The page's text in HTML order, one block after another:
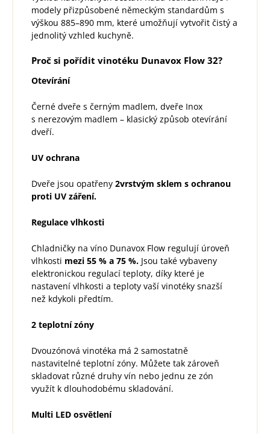
modely přizpůsobené německým standardům s
výškou 885–890 mm, které umožňují vytvořit čistý a
jednolitý vzhled kuchyně.
Proč si pořídit vinotéku Dunavox Flow 32?
Otevírání
Černé dveře s černým madlem, dveře Inox
s nerezovým madlem – klasický způsob otevírání
dveří.
UV ochrana
Dveře jsou opatřeny 2vrstvým sklem s ochranou
proti UV záření.
Regulace vlhkosti
Chladničky na víno Dunavox Flow regulují úroveň
vlhkosti mezi 55 % a 75 %. Jsou také vybaveny
elektronickou regulací teploty, díky které je
nastavení vlhkosti a teploty vaší vinotéky snazší
než kdykoli předtím.
2 teplotní zóny
Dvouzónová vinotéka má 2 samostatně
nastavitelné teplotní zóny. Můžete tak zároveň
skladovat různé druhy vín nebo jednu ze zón
využít k dlouhodobému skladování.
Multi LED osvětlení